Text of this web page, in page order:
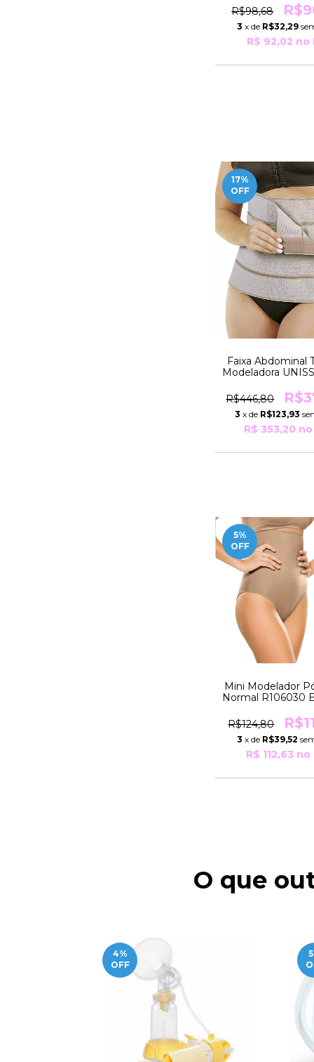
ESPECIAL Núm
Moderna
R$98,68
3 x de R$32,29
R$ 92,02 no
17%
OFF
Faixa Abdominal
Modeladora
148 e 163Kg 4
R30624
R$446,80
3 x de R$123,93
R$ 353,20 no
5%
OFF
Mini Modelador
Normal R106030
Pesos De 99 a
Moderna
R$124,80
3 x de R$39,52
R$ 112,63 no
O que
4%
OFF
5